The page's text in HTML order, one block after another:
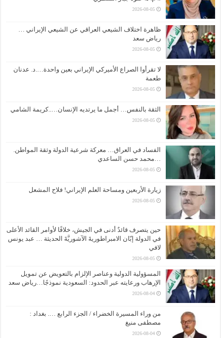
2026-08-05
ظاهرة اختلاف الشيعي العراقي عن الشيعي الإيراني …
رياض سعد
2026-08-05
لا تقرأوا الصراع الأميركي الإيراني بعين واحدة….د. عدنان
طعمة
2026-08-05
الثقة بالنفس… أجمل ما يرتديه الإنسان…..كريمة الشامي
2026-08-05
الفساد في العراق… معركة شرعية الدولة وثقة المواطن.
…محمد حسن الساعدي
2026-08-05
زيارة الأربعين ومساحة العلم الإيراني! فلاح المشعل
2026-08-05
حين يتصرف قائدٌ أدنى في الجيش، خلافًا لأوامر القائد الأعلى
في الدولة إبّان الامبراطوريةَ الآشوريَّةَ الحديثة … عبد يونس
لافي
2026-08-05
المسؤولية الدولية وعناصر الإلزام بالتعويض عن تمويل
الإرهاب ورعايته عبر الحدود: السعودية نموذجًا…رياض سعد
2026-08-04
من وراء المسيرة الخضراء / الجزء الرابع …. بغداد :
مصطفى منيغ
2026-08-04